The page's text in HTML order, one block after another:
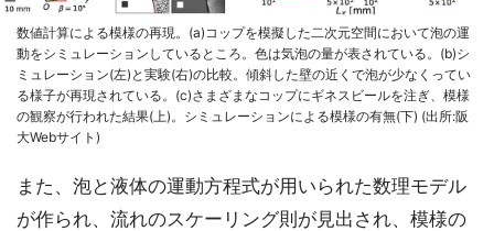
数値計算による模様の再現。(a)コップを模擬した二次元空間において泡の運
動をシミュレーションしているところ。色は気泡の量が表されている。(b)シ
ミュレーション(左)と実験(右)の比較。傾斜した壁の近くで泡が少なくってい
る様子が再現されている。(c)さまざまなコップにギネスビールを注ぎ、模様
の観察が行われた結果(上)。シミュレーションによる模様の有無(下) (出所:阪
大Webサイト)
また、泡と液体の運動方程式が用いられた数理モデル
が作られ、流れのスケーリング則が見出され、模様の